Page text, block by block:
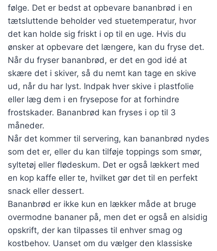
følge. Det er bedst at opbevare bananbrød i en
tætsluttende beholder ved stuetemperatur, hvor
det kan holde sig friskt i op til en uge. Hvis du
ønsker at opbevare det længere, kan du fryse det.
Når du fryser bananbrød, er det en god idé at
skære det i skiver, så du nemt kan tage en skive
ud, når du har lyst. Indpak hver skive i plastfolie
eller læg dem i en frysepose for at forhindre
frostskader. Bananbrød kan fryses i op til 3
måneder.
Når det kommer til servering, kan bananbrød nydes
som det er, eller du kan tilføje toppings som smør,
syltetøj eller flødeskum. Det er også lækkert med
en kop kaffe eller te, hvilket gør det til en perfekt
snack eller dessert.
Bananbrød er ikke kun en lækker måde at bruge
overmodne bananer på, men det er også en alsidig
opskrift, der kan tilpasses til enhver smag og
kostbehov. Uanset om du vælger den klassiske